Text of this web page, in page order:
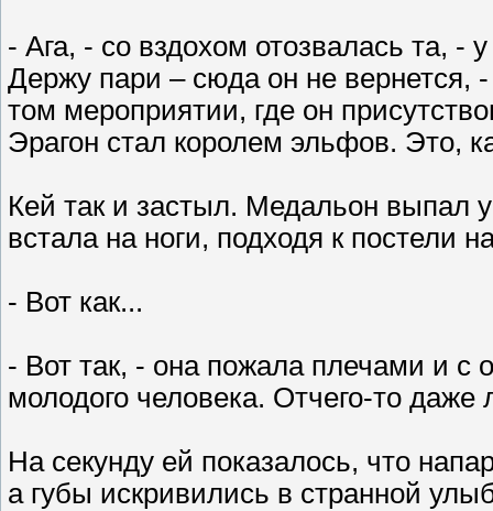
- Ага, - со вздохом отозвалась та, -
Держу пари – сюда он не вернется,
том мероприятии, где он
Эрагон стал королем эльфов. Это,
Кей так и застыл. Медальон выпал
встала на ноги, подходя к постели
- Вот как...
- Вот так, - она пожала плечами и с
молодого человека. Отчего-то даже
На секунду ей показалось, что
а губы искривились в странной